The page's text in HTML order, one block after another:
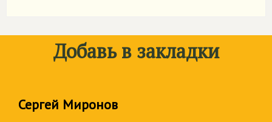
Добавь в закладки
Сергей Миронов